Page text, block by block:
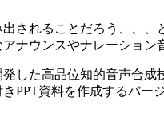
されることだろう、、
ナウンスやナレーショ
した高品位知的音声合
PPT資料を作成するバ